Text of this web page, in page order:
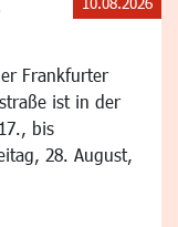
Frankfurter
ist in der
bis
28. August,